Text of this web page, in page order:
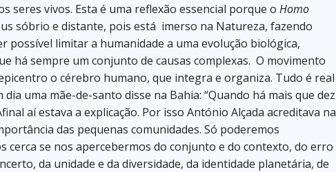
seres vivos. Esta é uma reflexão essencial porque o Homo
sóbrio e distante, pois está imerso na Natureza, fazendo
possível limitar a humanidade a uma evolução biológica,
há sempre um conjunto de causas complexas. O movimento
o cérebro humano, que integra e organiza. Tudo é real
uma mãe-de-santo disse na Bahia: “Quando há mais que dez
aí estava a explicação. Por isso António Alçada acreditava na
das pequenas comunidades. Só poderemos
cerca se nos apercebermos do conjunto e do contexto, do erro
da unidade e da diversidade, da identidade planetária, de